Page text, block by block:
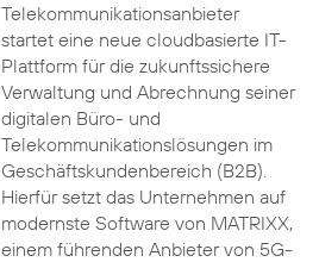
Telekommunikationsanbieter
startet eine neue cloudbasierte IT-
Plattform für die zukunftssichere
Verwaltung und Abrechnung seiner
digitalen Büro- und
Telekommunikationslösungen im
Geschäftskundenbereich (B2B).
Hierfür setzt das Unternehmen auf
modernste Software von MATRIXX,
einem führenden Anbieter von 5G-